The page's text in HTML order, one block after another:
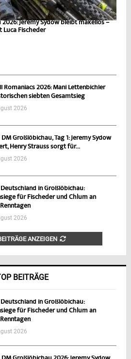
Jeremy Sydow bleibt makellos –
Fischeder
Romaniacs 2026: Mani Lettenbichler
siebten Gesamtsieg
2026
Großlöbichau, Tag 1: Jeremy Sydow
Henry Strauss sorgt für...
2026
in Großlöbichau:
für Fischeder und Chlum an
2026
ANZEIGEN
BEITRÄGE
in Großlöbichau:
für Fischeder und Chlum an
2026